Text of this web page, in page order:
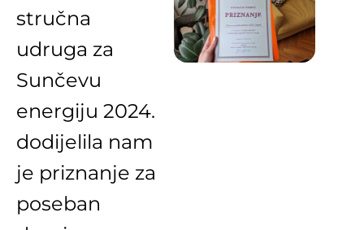
stručna
udruga za
Sunčevu
energiju 2024.
dodijelila nam
je priznanje za
poseban